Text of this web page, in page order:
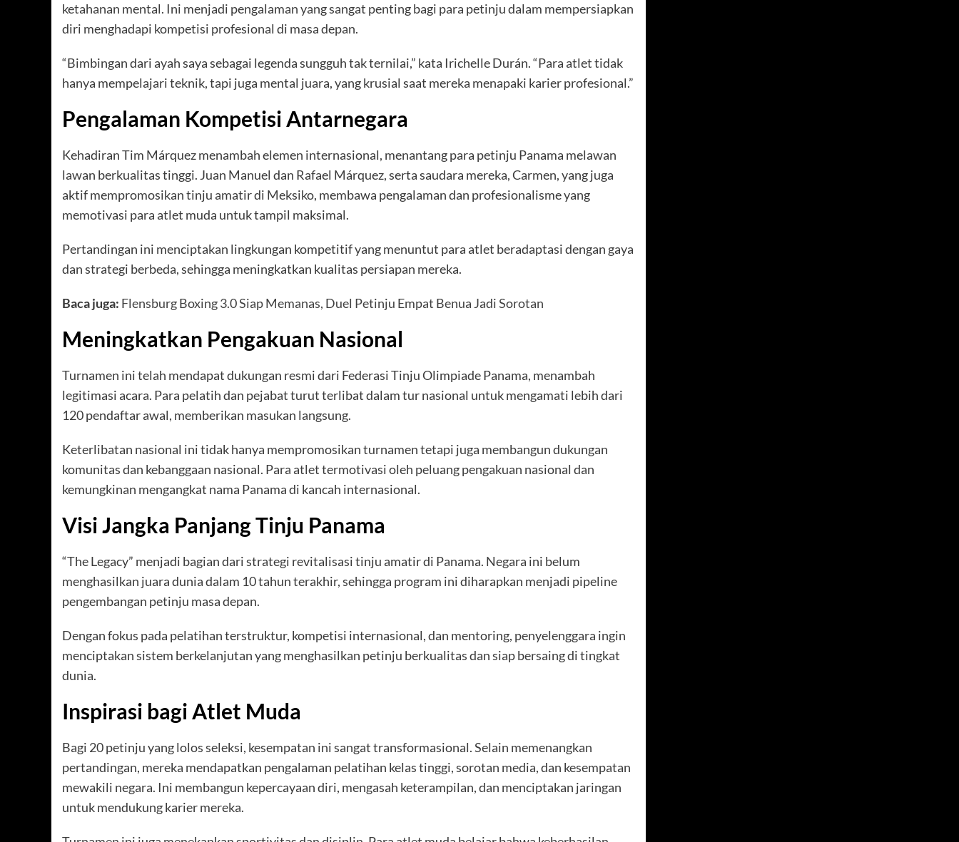
ketahanan mental. Ini menjadi pengalaman yang sangat penting bagi para petinju dalam mempersiapkan
diri menghadapi kompetisi profesional di masa depan.
“Bimbingan dari ayah saya sebagai legenda sungguh tak ternilai,” kata Irichelle Durán. “Para atlet tidak
hanya mempelajari teknik, tapi juga mental juara, yang krusial saat mereka menapaki karier profesional.”
Pengalaman Kompetisi Antarnegara
Kehadiran Tim Márquez menambah elemen internasional, menantang para petinju Panama melawan
lawan berkualitas tinggi. Juan Manuel dan Rafael Márquez, serta saudara mereka, Carmen, yang juga
aktif mempromosikan tinju amatir di Meksiko, membawa pengalaman dan profesionalisme yang
memotivasi para atlet muda untuk tampil maksimal.
Pertandingan ini menciptakan lingkungan kompetitif yang menuntut para atlet beradaptasi dengan gaya
dan strategi berbeda, sehingga meningkatkan kualitas persiapan mereka.
Baca juga: Flensburg Boxing 3.0 Siap Memanas, Duel Petinju Empat Benua Jadi Sorotan
Meningkatkan Pengakuan Nasional
Turnamen ini telah mendapat dukungan resmi dari Federasi Tinju Olimpiade Panama, menambah
legitimasi acara. Para pelatih dan pejabat turut terlibat dalam tur nasional untuk mengamati lebih dari
120 pendaftar awal, memberikan masukan langsung.
Keterlibatan nasional ini tidak hanya mempromosikan turnamen tetapi juga membangun dukungan
komunitas dan kebanggaan nasional. Para atlet termotivasi oleh peluang pengakuan nasional dan
kemungkinan mengangkat nama Panama di kancah internasional.
Visi Jangka Panjang Tinju Panama
“The Legacy” menjadi bagian dari strategi revitalisasi tinju amatir di Panama. Negara ini belum
menghasilkan juara dunia dalam 10 tahun terakhir, sehingga program ini diharapkan menjadi pipeline
pengembangan petinju masa depan.
Dengan fokus pada pelatihan terstruktur, kompetisi internasional, dan mentoring, penyelenggara ingin
menciptakan sistem berkelanjutan yang menghasilkan petinju berkualitas dan siap bersaing di tingkat
dunia.
Inspirasi bagi Atlet Muda
Bagi 20 petinju yang lolos seleksi, kesempatan ini sangat transformasional. Selain memenangkan
pertandingan, mereka mendapatkan pengalaman pelatihan kelas tinggi, sorotan media, dan kesempatan
mewakili negara. Ini membangun kepercayaan diri, mengasah keterampilan, dan menciptakan jaringan
untuk mendukung karier mereka.